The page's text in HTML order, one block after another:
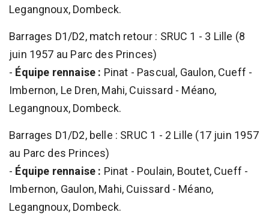
Legangnoux, Dombeck.
Barrages D1/D2, match retour : SRUC 1 - 3 Lille (8
juin 1957 au Parc des Princes)
- Équipe rennaise : Pinat - Pascual, Gaulon, Cueff -
Imbernon, Le Dren, Mahi, Cuissard - Méano,
Legangnoux, Dombeck.
Barrages D1/D2, belle : SRUC 1 - 2 Lille (17 juin 1957
au Parc des Princes)
- Équipe rennaise : Pinat - Poulain, Boutet, Cueff -
Imbernon, Gaulon, Mahi, Cuissard - Méano,
Legangnoux, Dombeck.